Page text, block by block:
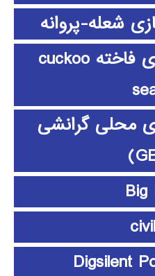
شعله-پروانه
الگوریتم جستجوی فاخته cuckoo
محلی گرانشی
Big
Digsilent